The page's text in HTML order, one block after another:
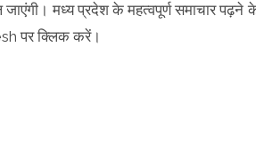
मध्य प्रदेश के महत्वपूर्ण समाचार पढ़ने
पर क्लिक करें।